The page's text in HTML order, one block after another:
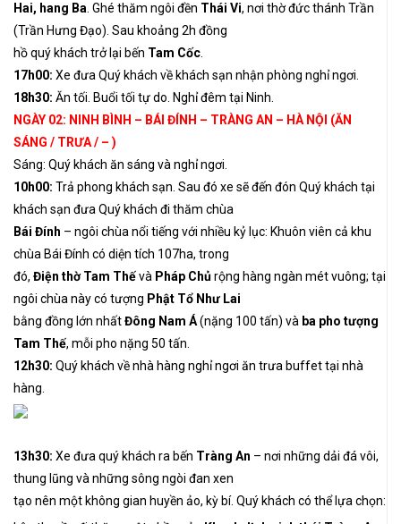
Hai, hang Ba . Ghé thăm ngôi đền Thái Vi, nơi thờ đức thánh Trần
(Trần Hưng Đạo). Sau khoảng 2h đồng
hồ quý khách trở lại bến Tam Cốc
17h00: Xe đưa Quý khách về khách sạn nhận phòng nghỉ ngơi.
18h30: Ăn tối. Buổi tối tự do. Nghỉ đêm tại Ninh.
NGÀY 02: NINH BÌNH – BÁI ĐÍNH – TRÀNG AN – HÀ NỘI (ĂN
SÁNG / TRƯA / – )
Sáng: Quý khách ăn sáng và nghỉ ngơi.
10h00: Trả phong khách sạn. Sau đó xe sẽ đến đón Quý khách tại
khách sạn đưa Quý khách đi thăm chùa
Bái Đính – ngôi chùa nổi tiếng với nhiều kỷ lục: Khuôn viên cả khu
chùa Bái Đính có diện tích 107ha, trong
đó, Điện thờ Tam Thếvà Pháp Chủrộng hàng ngàn mét vuông; tại
ngôi chùa này có tượng Phật Tổ Như Lai
bằng đồng lớn nhấtĐông Nam Á(nặng 100 tấn) và ba pho tượng
Tam Thế, mỗi pho nặng 50 tấn.
12h30: Quý khách về nhà hàng nghỉ ngơi ăn trưa buffet tại nhà
hàng.
13h30: Xe đưa quý khách ra bến Tràng An – nơi những dải đá vôi,
thung lũng và những sông ngòi đan xen
tạo nên một không gian huyền ảo, kỳ bí. Quý khách có thể lựa chọn: